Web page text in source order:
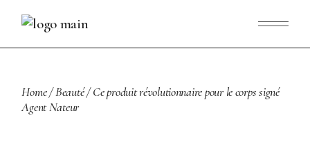
content
Home Beauté
Ce produit révolutionnaire pour le corps signé
Agent Nateur